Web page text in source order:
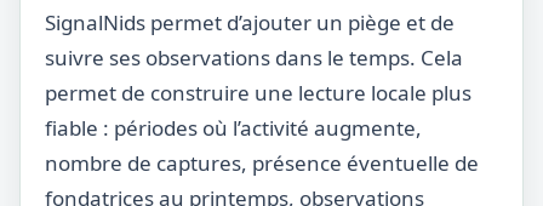
SignalNids permet d’ajouter un piège et de
suivre ses observations dans le temps. Cela
permet de construire une lecture locale plus
fiable : périodes où l’activité augmente,
nombre de captures, présence éventuelle de
fondatrices au printemps, observations